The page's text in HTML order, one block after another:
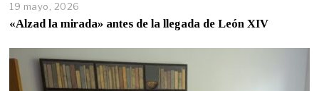
19 mayo, 2026
«Alzad la mirada» antes de la llegada de León XIV